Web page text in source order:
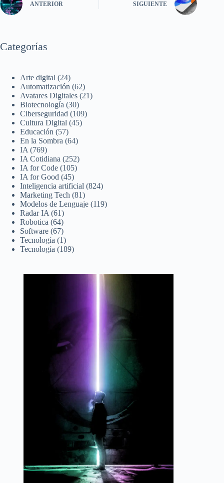
ANTERIOR SIGUIENTE
Categorías
Arte digital (24)
Automatización (62)
Avatares Digitales (21)
Biotecnología (30)
Ciberseguridad (109)
Cultura Digital (45)
Educación (57)
En la Sombra (64)
IA (769)
IA Cotidiana (252)
IA for Code (105)
IA for Good (45)
Inteligencia artificial (824)
Marketing Tech (81)
Modelos de Lenguaje (119)
Radar IA (61)
Robotica (64)
Software (67)
Tecnología (1)
Tecnología (189)